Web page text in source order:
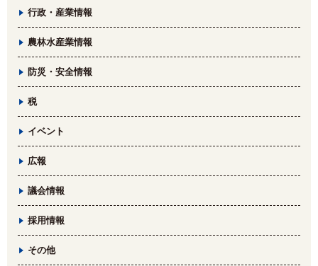
行政・産業情報
農林水産業情報
防災・安全情報
税
イベント
広報
議会情報
採用情報
その他